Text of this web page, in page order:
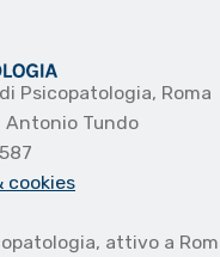
Psicopatologia, Roma
Antonio Tundo
cookies
attivo a